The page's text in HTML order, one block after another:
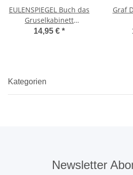
EULENSPIEGEL Buch das
Gruselkabinett
Schminkanleitungen
14,95 € *
Graf
Kategorien
Newsletter